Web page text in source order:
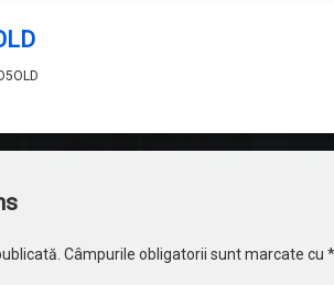
Câmpurile obligatorii sunt marcate cu *